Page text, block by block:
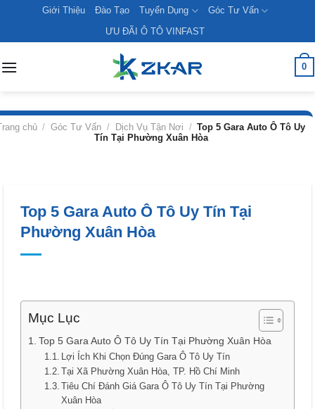
content
Giới Thiệu Đào Tạo Tuyển Dụng
Góc Tư Vấn
ƯU ĐÃI Ô TÔ VINFAST
0
chủ / Góc Tư Vấn / Dịch Vụ Tận Nơi / Top 5 Gara Auto Ô Tô Uy
Tín Tại Phường Xuân Hòa
Top 5 Gara Auto Ô Tô Uy Tín Tại
Phường Xuân Hòa
Mục Lục
Top 5 Gara Auto Ô Tô Uy Tín Tại Phường Xuân Hòa
Lợi Ích Khi Chọn Đúng Gara Ô Tô Uy Tín
Tại Xã Phường Xuân Hòa, TP. Hồ Chí Minh
Tiêu Chí Đánh Giá Gara Ô Tô Uy Tín Tại Phường
Xuân Hòa